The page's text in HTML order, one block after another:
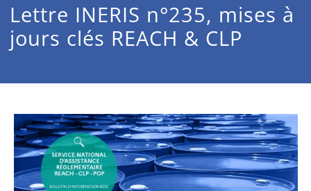
Lettre INERIS n°235, mises à
jours clés REACH & CLP